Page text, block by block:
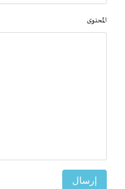
المحتوى
إرسال